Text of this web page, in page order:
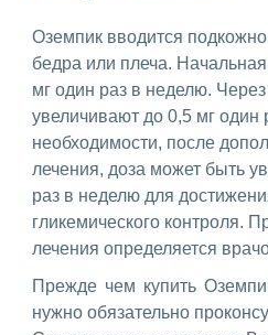
Оземпик вводится
бедра или плеча.
мг один раз в неделю.
увеличивают до 0,5 мг один
необходимости, после
лечения, доза может быть
раз в неделю для
гликемического контроля.
лечения определяется
Прежде чем купить
нужно обязательно